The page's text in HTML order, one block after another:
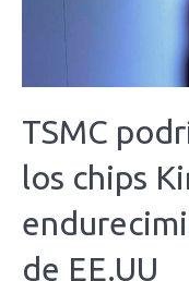
TSMC
los chips
de EE.UU